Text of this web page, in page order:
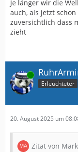
Je länger wir die
auch, als jetzt
zuversichtlich dass
zieht
Online
Erleuchteter
20. August 2025 um
Zitat von